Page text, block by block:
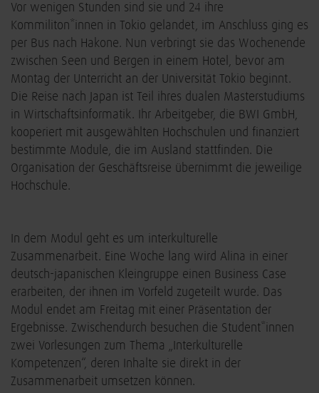
Vor wenigen Stunden sind sie und 24 ihre
Kommiliton*innen in Tokio gelandet, im Anschluss ging es
per Bus nach Hakone. Nun verbringt sie das Wochenende
zwischen Seen und Bergen in einem Hotel, bevor am
Montag der Unterricht an der Universität Tokio beginnt.
Die Reise nach Japan ist Teil ihres dualen Masterstudiums
in Wirtschaftsinformatik. Ihr Arbeitgeber, die BWI GmbH,
kooperiert mit ausgewählten Hochschulen und finanziert
bestimmte Module, die im Ausland stattfinden. Die
Organisation der Geschäftsreise übernimmt die jeweilige
Hochschule.
In dem Modul geht es um interkulturelle
Zusammenarbeit. Eine Woche lang wird Alina in einer
deutsch-japanischen Kleingruppe einen Business Case
erarbeiten, der ihnen im Vorfeld zugeteilt wurde. Das
Modul endet am Freitag mit einer Präsentation der
Ergebnisse. Zwischendurch besuchen die Student*innen
zwei Vorlesungen zum Thema „Interkulturelle
Kompetenzen“, deren Inhalte sie direkt in der
Zusammenarbeit umsetzen können.